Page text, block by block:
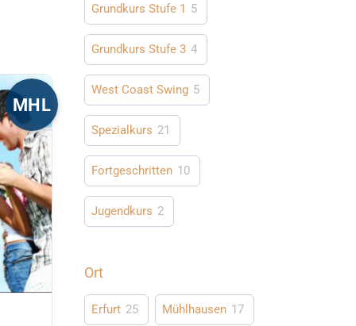
MHL
Grundkurs Stufe 1 5
Grundkurs Stufe 3 4
West Coast Swing 5
Spezialkurs 21
Fortgeschritten 10
Jugendkurs 2
Ort
Erfurt 25 Mühlhausen 17